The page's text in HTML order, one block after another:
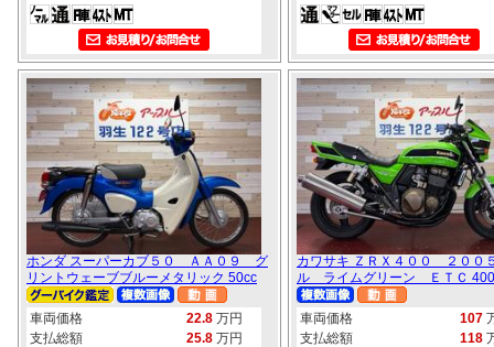
ホンダ スーパーカブ５０ ＡＡ０９ グ
リントウェーブブルーメタリック 50cc
車両価格 22.8 万円
支払総額
25.8 万円
カワサキ ＺＲＸ４００ ２００
ル ライムグリーン ＥＴＣ
車両価格 107
支払総額
118